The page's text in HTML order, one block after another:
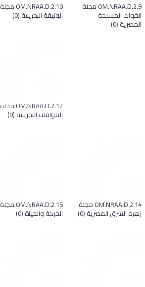
OM.NRAA.D.2.9 مجلة
القوات المسلحة
المصرية (0)
OM.NRAA.D.2.10 مجلة
الوثيقة البحرينية (0)
OM.NRAA.D.2.12 مجلة
المواقف البحرينية (0)
OM.NRAA.D.2.14 مجلة
زهرة الشرق المصرية (0)
OM.NRAA.D.2.15 مجلة
الحركة والحياة (0)